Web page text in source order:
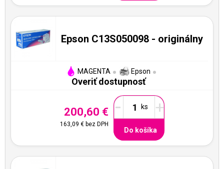
Epson C13S050098 - originálny
MAGENTA Epson
Overiť dostupnosť
200,60 €
163,09 €bez DPH
- +
Do košíka